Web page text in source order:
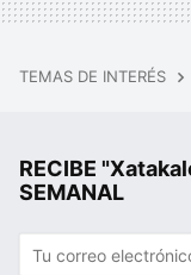
TEMAS DE INTERÉS
RECIBE
SEMANAL